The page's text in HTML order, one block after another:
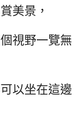
美景，
視野一覽無
以坐在這邊